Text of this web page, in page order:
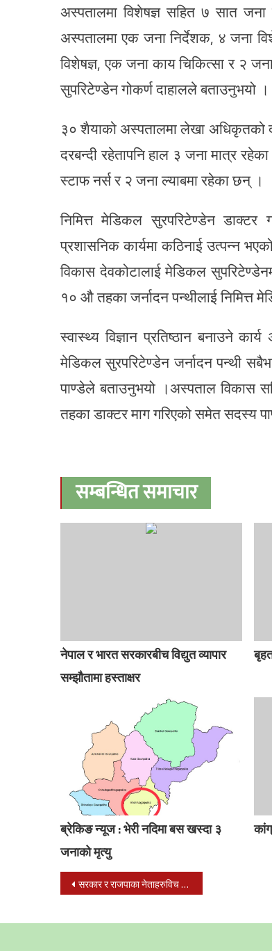
अस्पतालमा विशेषज्ञ सहित ७ सात
अस्पतालमा एक जना निर्देशक, ४ जना
विशेषज्ञ, एक जना काय चिकित्सा र २
सुपरिटेण्डेन गोकर्ण दाहालले बताउनुभयो ।
३० शैयाको अस्पतालमा लेखा अधिकृतको
दरबन्दी रहेतापनि हाल ३ जना मात्र
स्टाफ नर्स र २ जना ल्याबमा रहेका छन् ।
निमित्त मेडिकल सुरपरिटेण्डेन
प्रशासनिक कार्यमा कठिनाई उत्पन्न
विकास देवकोटालाई मेडिकल
१० औ तहका जर्नादन पन्थीलाई निमित्त
स्वास्थ्य विज्ञान प्रतिष्ठान बनाउने
मेडिकल सुरपरिटेण्डेन जर्नादन पन्थी
पाण्डेले बताउनुभयो ।अस्पताल विकास
तहका डाक्टर माग गरिएको समेत सदस्य
सम्बन्धित समाचार
नेपाल र भारत सरकारबीच विद्युत व्यापार
सम्झौतामा हस्ताक्षर
ब्रेकिङ न्यूज : भेरी नदिमा बस खस्दा ३
जनाको मृत्यु
Post
सरकार र राजपाका नेताहरुविच तीन बुँदे समति